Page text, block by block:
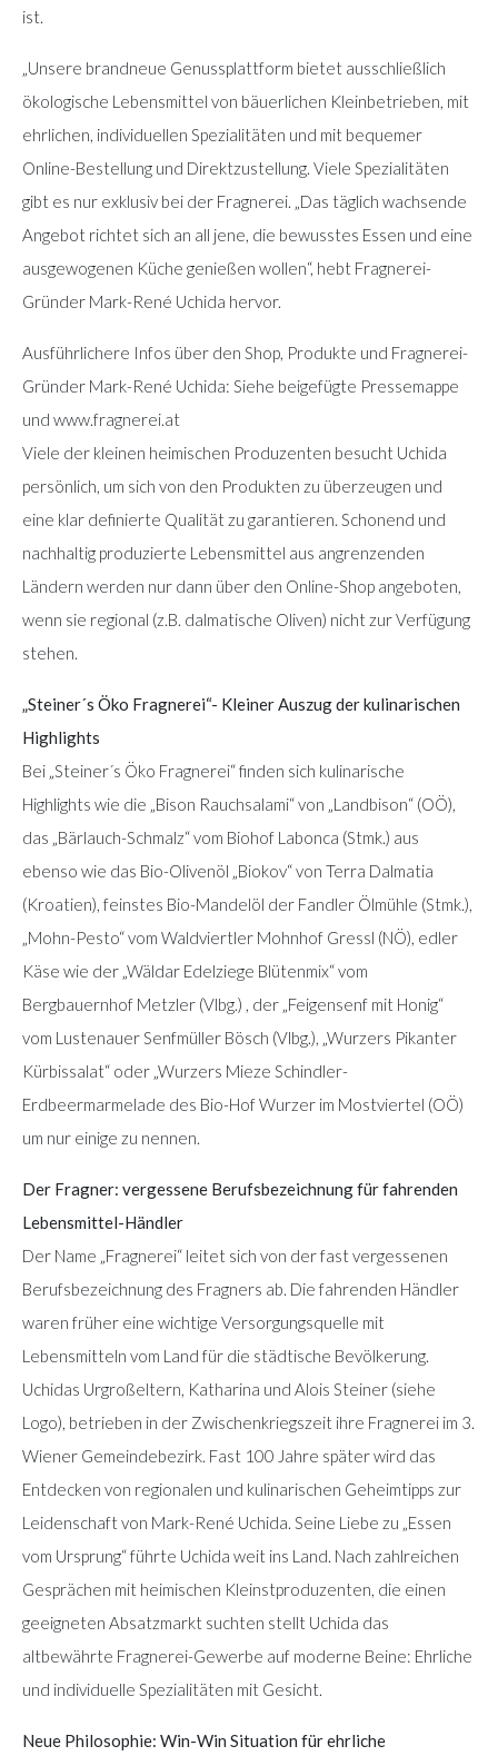
ist.
„Unsere brandneue Genussplattform bietet ausschließlich
ökologische Lebensmittel von bäuerlichen Kleinbetrieben, mit
ehrlichen, individuellen Spezialitäten und mit bequemer
Online-Bestellung und Direktzustellung. Viele Spezialitäten
gibt es nur exklusiv bei der Fragnerei. „Das täglich wachsende
Angebot richtet sich an all jene, die bewusstes Essen und eine
ausgewogenen Küche genießen wollen“, hebt Fragnerei-
Gründer Mark-René Uchida hervor.
Ausführlichere Infos über den Shop, Produkte und Fragnerei-
Gründer Mark-René Uchida: Siehe beigefügte Pressemappe
und www.fragnerei.at
Viele der kleinen heimischen Produzenten besucht Uchida
persönlich, um sich von den Produkten zu überzeugen und
eine klar definierte Qualität zu garantieren. Schonend und
nachhaltig produzierte Lebensmittel aus angrenzenden
Ländern werden nur dann über den Online-Shop angeboten,
wenn sie regional (z.B. dalmatische Oliven) nicht zur Verfügung
stehen.
„Steiner´s Öko Fragnerei“- Kleiner Auszug der kulinarischen
Highlights
Bei „Steiner´s Öko Fragnerei“ finden sich kulinarische
Highlights wie die „Bison Rauchsalami“ von „Landbison“ (OÖ),
das „Bärlauch-Schmalz“ vom Biohof Labonca (Stmk.) aus
ebenso wie das Bio-Olivenöl „Biokov“ von Terra Dalmatia
(Kroatien), feinstes Bio-Mandelöl der Fandler Ölmühle (Stmk.),
„Mohn-Pesto“ vom Waldviertler Mohnhof Gressl (NÖ), edler
Käse wie der „Wäldar Edelziege Blütenmix“ vom
Bergbauernhof Metzler (Vlbg.) , der „Feigensenf mit Honig“
vom Lustenauer Senfmüller Bösch (Vlbg.), „Wurzers Pikanter
Kürbissalat“ oder „Wurzers Mieze Schindler-
Erdbeermarmelade des Bio-Hof Wurzer im Mostviertel (OÖ)
um nur einige zu nennen.
Der Fragner: vergessene Berufsbezeichnung für fahrenden
Lebensmittel-Händler
Der Name „Fragnerei“ leitet sich von der fast vergessenen
Berufsbezeichnung des Fragners ab. Die fahrenden Händler
waren früher eine wichtige Versorgungsquelle mit
Lebensmitteln vom Land für die städtische Bevölkerung.
Uchidas Urgroßeltern, Katharina und Alois Steiner (siehe
Logo), betrieben in der Zwischenkriegszeit ihre Fragnerei im 3.
Wiener Gemeindebezirk. Fast 100 Jahre später wird das
Entdecken von regionalen und kulinarischen Geheimtipps zur
Leidenschaft von Mark-René Uchida. Seine Liebe zu „Essen
vom Ursprung“ führte Uchida weit ins Land. Nach zahlreichen
Gesprächen mit heimischen Kleinstproduzenten, die einen
geeigneten Absatzmarkt suchten stellt Uchida das
altbewährte Fragnerei-Gewerbe auf moderne Beine: Ehrliche
und individuelle Spezialitäten mit Gesicht.
Neue Philosophie: Win-Win Situation für ehrliche